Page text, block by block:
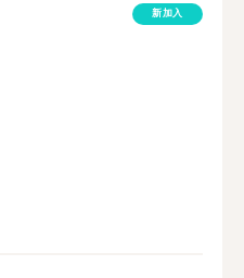
新加入